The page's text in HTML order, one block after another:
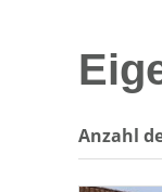
Anzahl